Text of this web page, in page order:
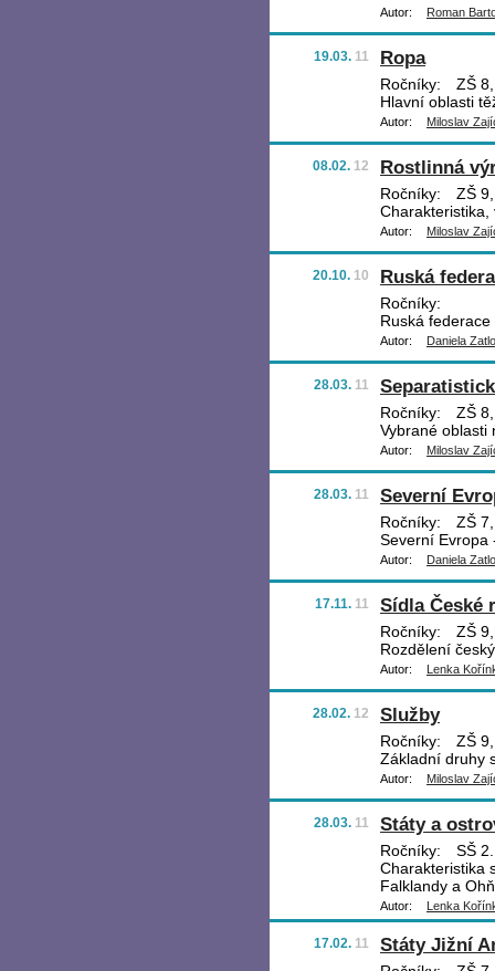
Autor: Roman
19.03. 11 Ropa
Ročníky:
ZŠ
Hlavní oblasti
Autor: Miloslav
08.02. 12 Rostlinná
Ročníky:
ZŠ
Charakteristika,
Autor: Miloslav
20.10. 10 Ruská
Ročníky:
Ruská
Autor: Daniela
28.03. 11
Ročníky:
ZŠ
Vybrané oblasti
Autor: Miloslav
28.03. 11 Severní
Ročníky:
ZŠ
Severní Evropa
Autor: Daniela
17.11. 11 Sídla České
Ročníky:
ZŠ 9,
Rozdělení
Autor: Lenka
28.02. 12 Služby
Ročníky:
ZŠ
Základní druhy
Autor: Miloslav
28.03. 11 Státy a
Ročníky:
SŠ
Charakteristika
Falklandy a
Autor: Lenka
17.02. 11 Státy Jižní